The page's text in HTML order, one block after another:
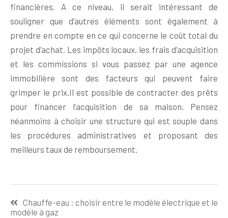
financières. A ce niveau, il serait intéressant de
souligner que d’autres éléments sont également à
prendre en compte en ce qui concerne le coût total du
projet d’achat. Les impôts locaux, les frais d’acquisition
et les commissions si vous passez par une agence
immobilière sont des facteurs qui peuvent faire
grimper le prix.Il est possible de contracter des prêts
pour financer l’acquisition de sa maison. Pensez
néanmoins à choisir une structure qui est souple dans
les procédures administratives et proposant des
meilleurs taux de remboursement.
de
Chauffe-eau : choisir entre le modèle électrique et le
modèle à gaz